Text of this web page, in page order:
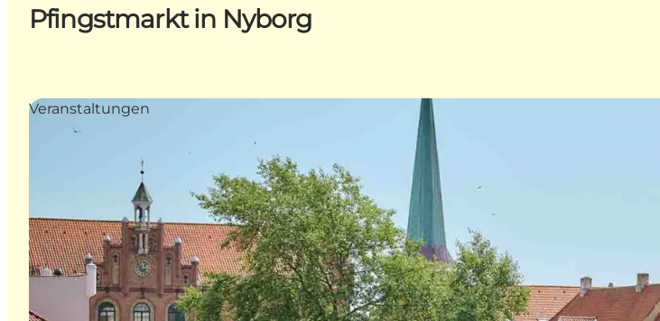
Essen & trinken
Übernachtung
Pfingstmarkt in Nyborg
Veranstaltungen